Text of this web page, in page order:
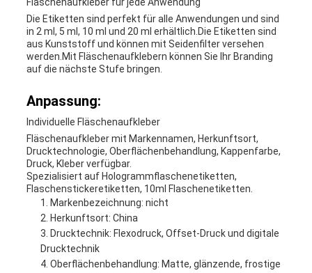
Die Etiketten sind perfekt für alle Anwendungen und sind
in 2 ml, 5 ml, 10 ml und 20 ml erhältlich.Die Etiketten sind
aus Kunststoff und können mit Seidenfilter versehen
werden.Mit Fläschenaufklebern können Sie Ihr Branding
auf die nächste Stufe bringen.
Anpassung:
Individuelle Fläschenaufkleber
Fläschenaufkleber mit Markennamen, Herkunftsort,
Drucktechnologie, Oberflächenbehandlung, Kappenfarbe,
Druck, Kleber verfügbar.
Spezialisiert auf Hologrammflaschenetiketten,
Flaschenstickeretiketten, 10ml Flaschenetiketten.
Markenbezeichnung: nicht
Herkunftsort: China
Drucktechnik: Flexodruck, Offset-Druck und digitale
Drucktechnik
Oberflächenbehandlung: Matte, glänzende, frostige